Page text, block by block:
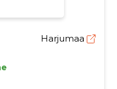
Harjumaa